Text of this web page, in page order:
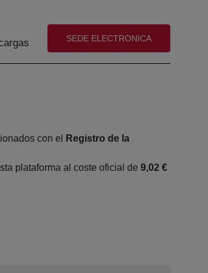
(abre en nueva ventana)
SEDE ELECTRONICA
con el
Registro de la
plataforma al coste oficial de 9,02 €